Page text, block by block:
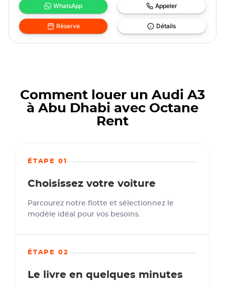
WhatsApp Appeler
Réserve Détails
Comment louer un Audi A3
à Abu Dhabi avec Octane
Rent
ÉTAPE 01
Choisissez votre voiture
Parcourez notre flotte et sélectionnez le
modèle idéal pour vos besoins.
ÉTAPE 02
Le livre en quelques minutes